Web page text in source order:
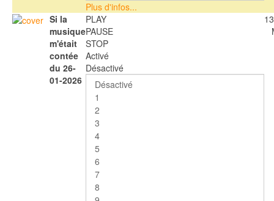
Plus d'infos...
Si la
musique
m'était
contée
du 26-
01-2026
PLAY
PAUSE
STOP
Activé
Désactivé